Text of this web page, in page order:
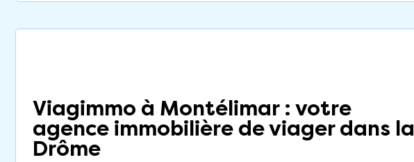
Viagimmo à Montélimar : votre
agence immobilière de viager dans la
Drôme